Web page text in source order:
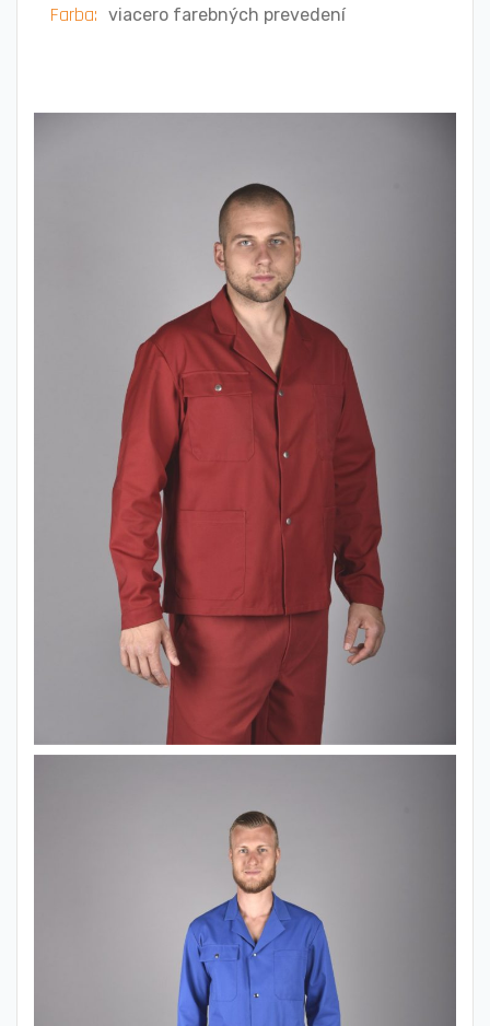
Farba: viacero farebných prevedení